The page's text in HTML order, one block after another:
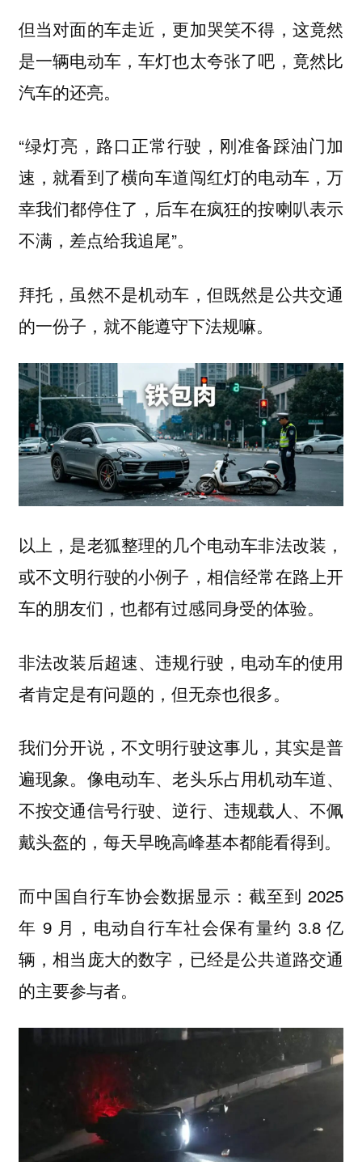
但当对面的车走近，更加哭笑不得，这竟然
是一辆电动车，车灯也太夸张了吧，竟然比
汽车的还亮。
“绿灯亮，路口正常行驶，刚准备踩油门加
速，就看到了横向车道闯红灯的电动车，万
幸我们都停住了，后车在疯狂的按喇叭表示
不满，差点给我追尾”。
拜托，虽然不是机动车，但既然是公共交通
的一份子，就不能遵守下法规嘛。
以上，是老狐整理的几个电动车非法改装，
或不文明行驶的小例子，相信经常在路上开
车的朋友们，也都有过感同身受的体验。
非法改装后超速、违规行驶，电动车的使用
者肯定是有问题的，但无奈也很多。
我们分开说，不文明行驶这事儿，其实是普
遍现象。像电动车、老头乐占用机动车道、
不按交通信号行驶、逆行、违规载人、不佩
戴头盔的，每天早晚高峰基本都能看得到。
而中国自行车协会数据显示：截至到 2025
年 9 月，电动自行车社会保有量约 3.8 亿
辆，相当庞大的数字，已经是公共道路交通
的主要参与者。